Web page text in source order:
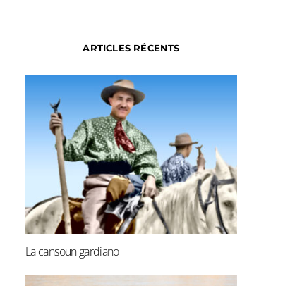
ARTICLES RÉCENTS
La cansoun gardiano